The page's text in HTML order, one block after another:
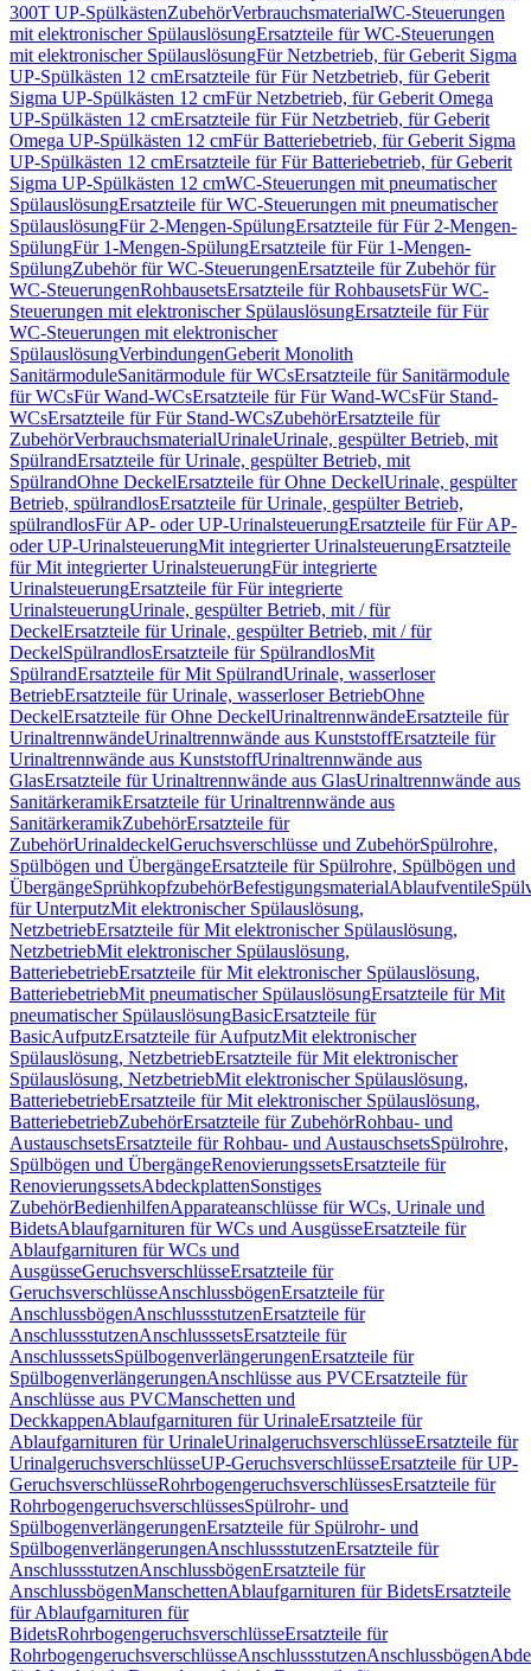
300T UP-SpülkästenZubehörVerbrauchsmaterialWC-Steuerungen
mit elektronischer SpülauslösungErsatzteile für WC-Steuerungen
mit elektronischer SpülauslösungFür Netzbetrieb, für Geberit Sigma
UP-Spülkästen 12 cmErsatzteile für Für Netzbetrieb, für Geberit
Sigma UP-Spülkästen 12 cmFür Netzbetrieb, für Geberit Omega
UP-Spülkästen 12 cmErsatzteile für Für Netzbetrieb, für Geberit
Omega UP-Spülkästen 12 cmFür Batteriebetrieb, für Geberit Sigma
UP-Spülkästen 12 cmErsatzteile für Für Batteriebetrieb, für Geberit
Sigma UP-Spülkästen 12 cmWC-Steuerungen mit pneumatischer
SpülauslösungErsatzteile für WC-Steuerungen mit pneumatischer
SpülauslösungFür 2-Mengen-SpülungErsatzteile für Für 2-Mengen-
SpülungFür 1-Mengen-SpülungErsatzteile für Für 1-Mengen-
SpülungZubehör für WC-SteuerungenErsatzteile für Zubehör für
WC-SteuerungenRohbausetsErsatzteile für RohbausetsFür WC-
Steuerungen mit elektronischer SpülauslösungErsatzteile für Für
WC-Steuerungen mit elektronischer
SpülauslösungVerbindungenGeberit Monolith
SanitärmoduleSanitärmodule für WCsErsatzteile für Sanitärmodule
für WCsFür Wand-WCsErsatzteile für Für Wand-WCsFür Stand-
WCsErsatzteile für Für Stand-WCsZubehörErsatzteile für
ZubehörVerbrauchsmaterialUrinaleUrinale, gespülter Betrieb, mit
SpülrandErsatzteile für Urinale, gespülter Betrieb, mit
SpülrandOhne DeckelErsatzteile für Ohne DeckelUrinale, gespülter
Betrieb, spülrandlosErsatzteile für Urinale, gespülter Betrieb,
spülrandlosFür AP- oder UP-UrinalsteuerungErsatzteile für Für AP-
oder UP-UrinalsteuerungMit integrierter UrinalsteuerungErsatzteile
für Mit integrierter UrinalsteuerungFür integrierte
UrinalsteuerungErsatzteile für Für integrierte
UrinalsteuerungUrinale, gespülter Betrieb, mit / für
DeckelErsatzteile für Urinale, gespülter Betrieb, mit / für
DeckelSpülrandlosErsatzteile für SpülrandlosMit
SpülrandErsatzteile für Mit SpülrandUrinale, wasserloser
BetriebErsatzteile für Urinale, wasserloser BetriebOhne
DeckelErsatzteile für Ohne DeckelUrinaltrennwändeErsatzteile für
UrinaltrennwändeUrinaltrennwände aus KunststoffErsatzteile für
Urinaltrennwände aus KunststoffUrinaltrennwände aus
GlasErsatzteile für Urinaltrennwände aus GlasUrinaltrennwände aus
SanitärkeramikErsatzteile für Urinaltrennwände aus
SanitärkeramikZubehörErsatzteile für
ZubehörUrinaldeckelGeruchsverschlüsse und ZubehörSpülrohre,
Spülbögen und ÜbergängeErsatzteile für Spülrohre, Spülbögen und
ÜbergängeSprühkopfzubehörBefestigungsmaterialAblaufventile
für UnterputzMit elektronischer Spülauslösung,
NetzbetriebErsatzteile für Mit elektronischer Spülauslösung,
NetzbetriebMit elektronischer Spülauslösung,
BatteriebetriebErsatzteile für Mit elektronischer Spülauslösung,
BatteriebetriebMit pneumatischer SpülauslösungErsatzteile für Mit
pneumatischer SpülauslösungBasicErsatzteile für
BasicAufputzErsatzteile für AufputzMit elektronischer
Spülauslösung, NetzbetriebErsatzteile für Mit elektronischer
Spülauslösung, NetzbetriebMit elektronischer Spülauslösung,
BatteriebetriebErsatzteile für Mit elektronischer Spülauslösung,
BatteriebetriebZubehörErsatzteile für ZubehörRohbau- und
AustauschsetsErsatzteile für Rohbau- und AustauschsetsSpülrohre,
Spülbögen und ÜbergängeRenovierungssetsErsatzteile für
RenovierungssetsAbdeckplattenSonstiges
ZubehörBedienhilfenApparateanschlüsse für WCs, Urinale und
BidetsAblaufgarnituren für WCs und AusgüsseErsatzteile für
Ablaufgarnituren für WCs und
AusgüsseGeruchsverschlüsseErsatzteile für
GeruchsverschlüsseAnschlussbögenErsatzteile für
AnschlussbögenAnschlussstutzenErsatzteile für
AnschlussstutzenAnschlusssetsErsatzteile für
AnschlusssetsSpülbogenverlängerungenErsatzteile für
SpülbogenverlängerungenAnschlüsse aus PVCErsatzteile für
Anschlüsse aus PVCManschetten und
DeckkappenAblaufgarnituren für UrinaleErsatzteile für
Ablaufgarnituren für UrinaleUrinalgeruchsverschlüsseErsatzteile für
UrinalgeruchsverschlüsseUP-GeruchsverschlüsseErsatzteile für UP-
GeruchsverschlüsseRohrbogengeruchsverschlüssesErsatzteile für
RohrbogengeruchsverschlüssesSpülrohr- und
SpülbogenverlängerungenErsatzteile für Spülrohr- und
SpülbogenverlängerungenAnschlussstutzenErsatzteile für
AnschlussstutzenAnschlussbögenErsatzteile für
AnschlussbögenManschettenAblaufgarnituren für BidetsErsatzteile
für Ablaufgarnituren für
BidetsRohrbogengeruchsverschlüsseErsatzteile für
RohrbogengeruchsverschlüsseAnschlussstutzenAnschlussbögen